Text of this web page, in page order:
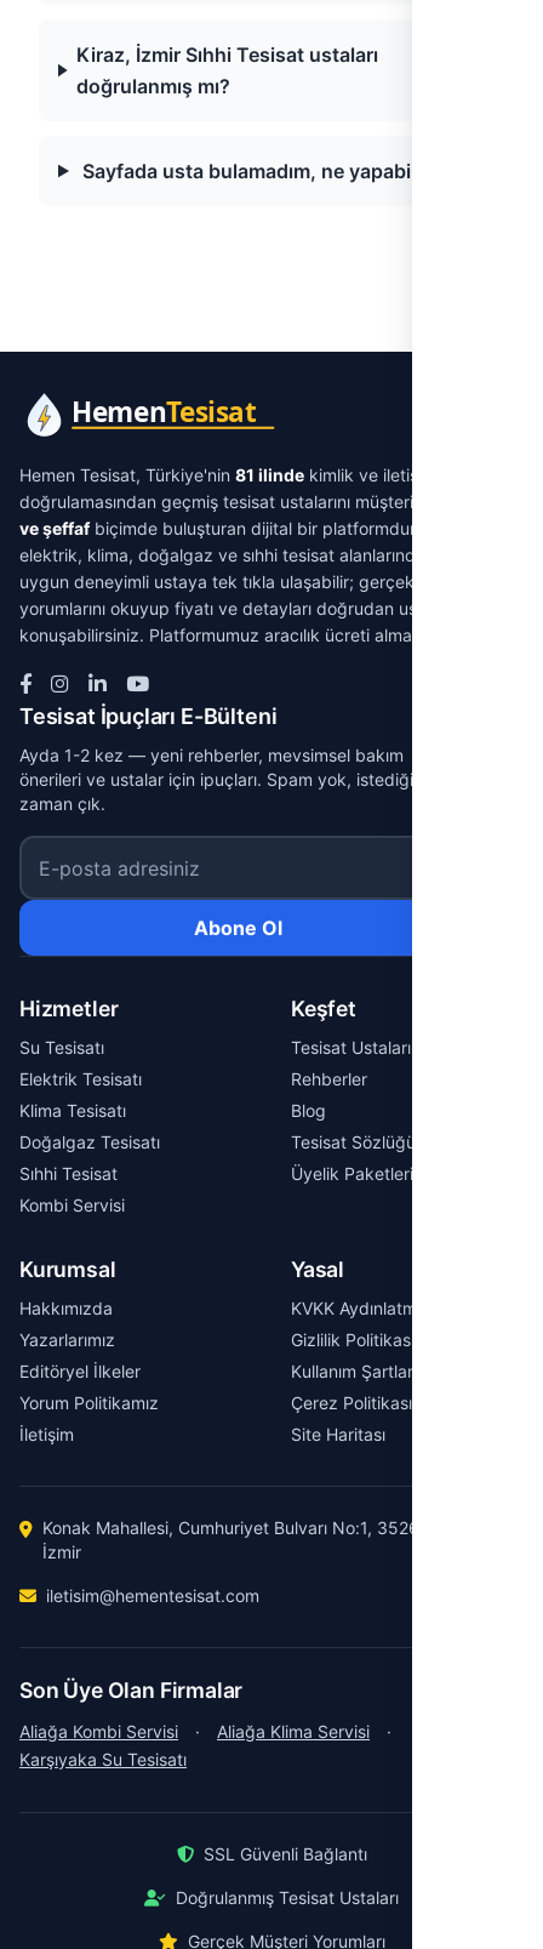
Kiraz, İzmir Sıhhi Tesisat ustaları
doğrulanmış mı?
Sayfada usta bulamadım, ne yapabilirim?
Hemen Tesisat, Türkiye'nin 81 ilinde kimlik ve iletişim
doğrulamasından geçmiş tesisat ustalarını müşterilerle
ve şeffafbiçimde buluşturan dijital bir platformdur. Su tesisatı,
elektrik, klima, doğalgaz ve sıhhi tesisat alanlarında ihtiyacınıza
uygun deneyimli ustaya tek tıkla ulaşabilir; gerçek müşteri
yorumlarını okuyup fiyatı ve detayları doğrudan ustayla
konuşabilirsiniz. Platformumuz aracılık ücreti almaz.
Tesisat İpuçları E-Bülteni
Ayda 1-2 kez — yeni rehberler, mevsimsel bakım
önerileri ve ustalar için ipuçları. Spam yok, istediğin
zaman çık.
E-posta adresiniz
Abone Ol
Hizmetler
Su Tesisatı
Elektrik Tesisatı
Klima Tesisatı
Doğalgaz Tesisatı
Sıhhi Tesisat
Kombi Servisi
Keşfet
Tesisat Ustaları
Rehberler
Blog
Tesisat Sözlüğü
Üyelik Paketleri
Kurumsal
Hakkımızda
Yazarlarımız
Editöryel İlkeler
Yorum Politikamız
İletişim
Yasal
KVKK Aydınlatma Metni
Gizlilik Politikası
Kullanım Şartları
Çerez Politikası
Site Haritası
Konak Mahallesi, Cumhuriyet Bulvarı No:1, 35260 Konak /
İzmir
iletisim@hementesisat.com
Son Üye Olan Firmalar
Aliağa Kombi Servisi · Aliağa Klima Servisi
·
Karşıyaka Su Tesisatı
SSL Güvenli Bağlantı
Doğrulanmış Tesisat Ustaları
Gerçek Müşteri Yorumları